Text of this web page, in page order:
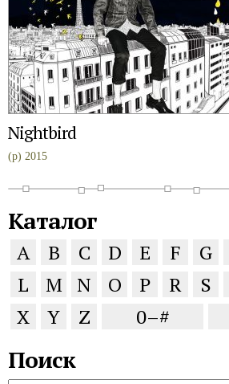
Nightbird
(p) 2015
Каталог
A B C D E F G
L
M N O P R S
X
Y Z 0–#
Поиск